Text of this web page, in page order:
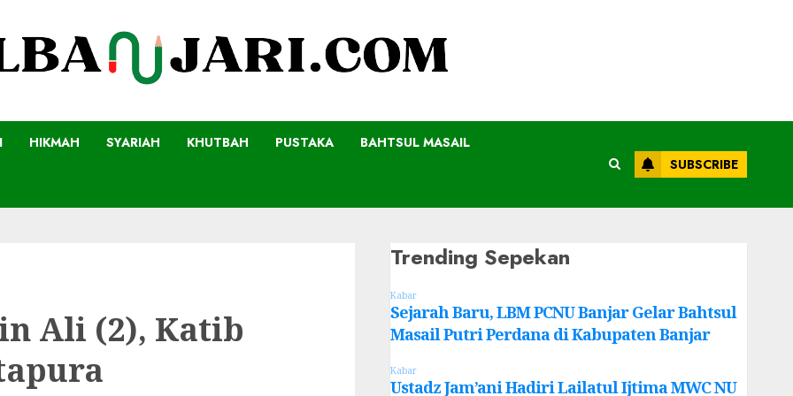
HIKMAH SYARIAH KHUTBAH PUSTAKA
BAHTSUL MASAIL
SUBSCRIBE
Ali (2), Katib
Trending Sepekan
Kabar
Sejarah Baru, LBM PCNU Banjar Gelar Bahtsul
Masail Putri Perdana di Kabupaten Banjar
Kabar
Ustadz Jam’ani Hadiri Lailatul Ijtima MWC NU